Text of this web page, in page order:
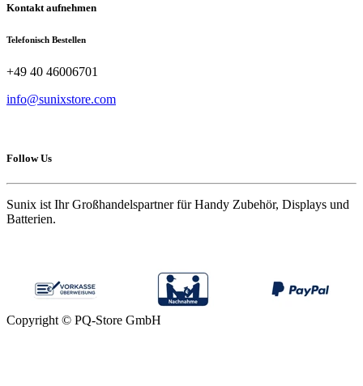
Kontakt aufnehmen
Telefonisch Bestellen
+49 40 46006701
info@sunixstore.com
Follow Us
Sunix ist Ihr Großhandelspartner für Handy Zubehör, Displays und
Batterien.
Copyright © PQ-Store GmbH